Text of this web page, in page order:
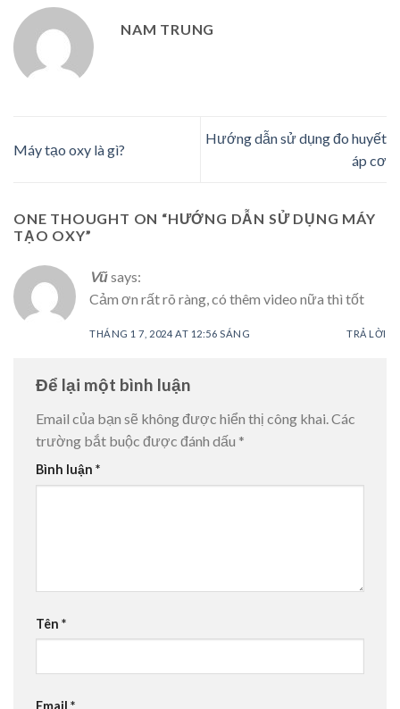
0
0
₫
0
NAM TRUNG
Máy tạo oxy là gì?
Hướng dẫn sử dụng đo huyết
áp cơ
ONE THOUGHT ON “HƯỚNG DẪN SỬ DỤNG MÁY
TẠO OXY”
Vũsays:
Cảm ơn rất rõ ràng, có thêm video nữa thì tốt
THÁNG 1 7, 2024 AT 12:56 SÁNG TRẢ LỜI
Để lại một bình luận
Email của bạn sẽ không được hiển thị công khai.Các
trường bắt buộc được đánh dấu *
Bình luận *
Tên *